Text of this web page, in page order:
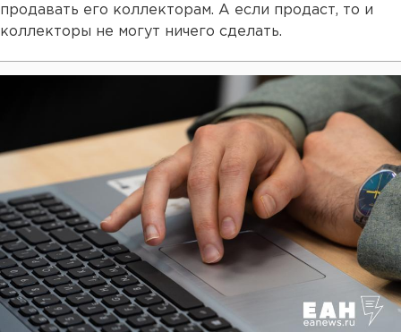
продавать его коллекторам. А если продаст, то и
коллекторы не могут ничего сделать.